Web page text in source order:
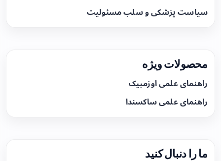
سیاست پزشکی و سلب مسئولیت
محصولات ویژه
راهنمای علمی اوزمپیک
راهنمای علمی ساکسندا
ما را دنبال کنید